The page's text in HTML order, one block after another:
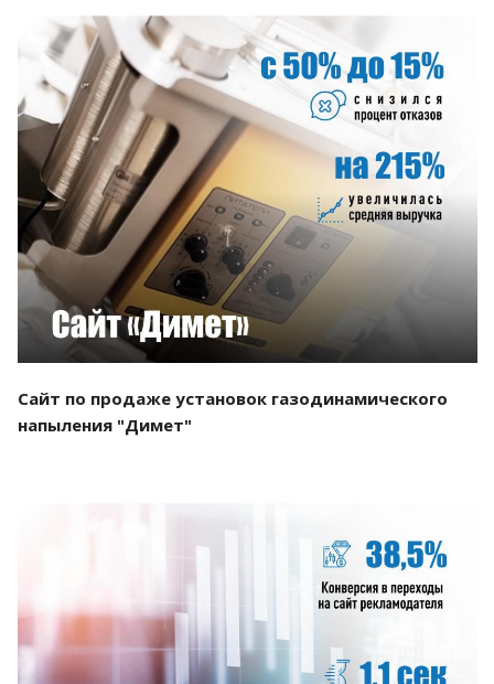
Смотреть проект
Сайт по продаже установок газодинамического
напыления "Димет"